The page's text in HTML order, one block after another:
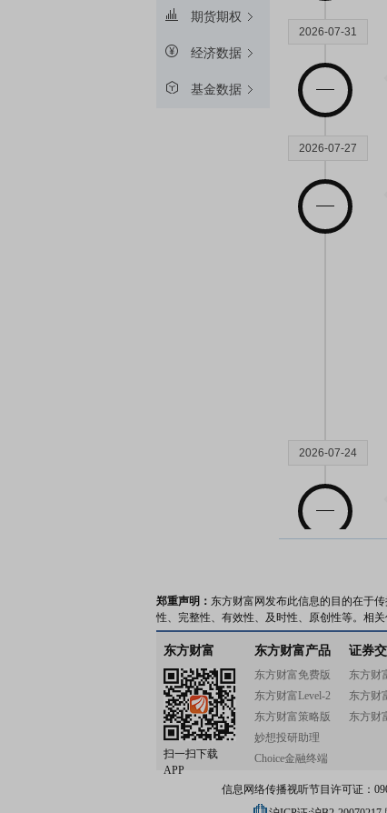
期货期权
经济数据
基金数据
2026-07-31
2026-07-27
2026-07-24
2026-07-10
郑重声明： 东方财富网发布此信息的目的在于
性、完整性、有效性、及时性、原创性等。相
东方财富
扫一扫下载
APP
东方财富产品
东方财富免费版
东方财富Level-2
东方财富策略版
妙想投研助理
Choice金融终端
证券
东方财
东方财
东方财
信息网络传播视听节目许可证：